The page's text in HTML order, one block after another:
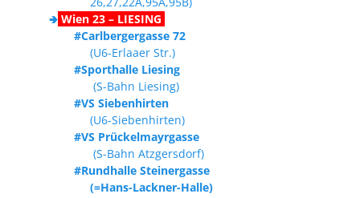
🢂 Wien 23 – LIESING
#Carlbergergasse 72
(U6-Erlaaer Str.)
#Sporthalle Liesing
(S-Bahn Liesing)
#VS Siebenhirten
(U6-Siebenhirten)
#VS Prückelmayrgasse
(S-Bahn Atzgersdorf)
#Rundhalle Steinergasse
(=Hans-Lackner-Halle)